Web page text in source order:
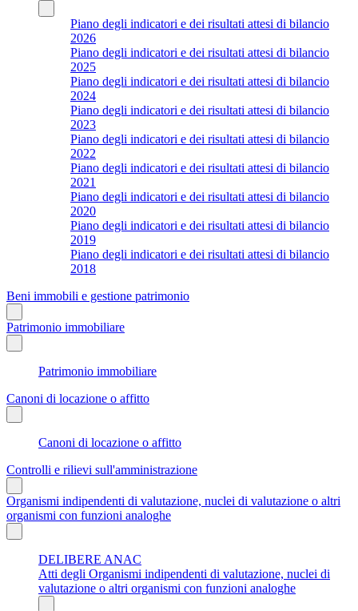
Piano degli indicatori e dei risultati attesi di bilancio
2026
Piano degli indicatori e dei risultati attesi di bilancio
2025
Piano degli indicatori e dei risultati attesi di bilancio
2024
Piano degli indicatori e dei risultati attesi di bilancio
2023
Piano degli indicatori e dei risultati attesi di bilancio
2022
Piano degli indicatori e dei risultati attesi di bilancio
2021
Piano degli indicatori e dei risultati attesi di bilancio
2020
Piano degli indicatori e dei risultati attesi di bilancio
2019
Piano degli indicatori e dei risultati attesi di bilancio
2018
Beni immobili e gestione patrimonio
Patrimonio immobiliare
Patrimonio immobiliare
Canoni di locazione o affitto
Canoni di locazione o affitto
Controlli e rilievi sull'amministrazione
Organismi indipendenti di valutazione, nuclei di valutazione o altri
organismi con funzioni analoghe
DELIBERE ANAC
Atti degli Organismi indipendenti di valutazione, nuclei di
valutazione o altri organismi con funzioni analoghe